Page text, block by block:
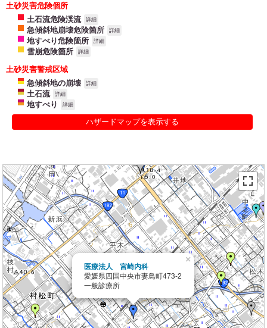
土砂災害危険個所
土石流危険渓流
詳細
急傾斜地崩壊危険箇所 詳細
地すべり危険箇所 詳細
雪崩危険箇所 詳細
土砂災害警戒区域
急傾斜地の崩壊
詳細
土石流 詳細
地すべり 詳細
ハザードマップを表示する
医療法人 宮崎内科
愛媛県四国中央市妻鳥町473-2
一般診療所
×